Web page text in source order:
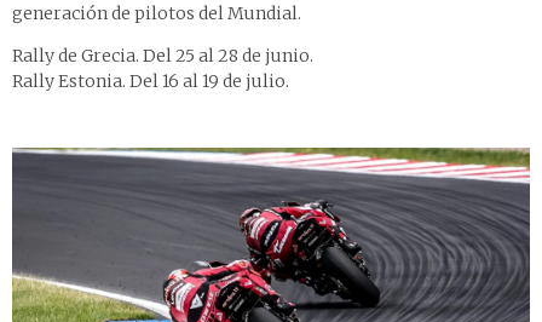
generación de pilotos del Mundial.
Rally de Grecia. Del 25 al 28 de junio.
Rally Estonia. Del 16 al 19 de julio.